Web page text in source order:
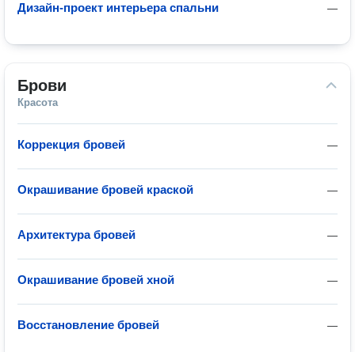
—
Дизайн-проект интерьера спальни
Брови
Красота
—
Коррекция бровей
—
Окрашивание бровей краской
—
Архитектура бровей
—
Окрашивание бровей хной
—
Восстановление бровей